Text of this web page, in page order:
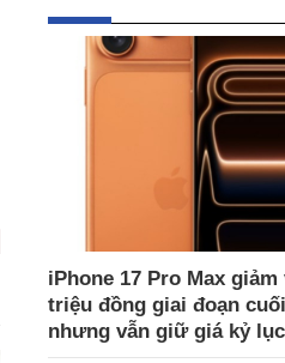
iPhone 17 Pro Max giảm
triệu đồng giai đoạn
nhưng vẫn giữ giá kỷ lục